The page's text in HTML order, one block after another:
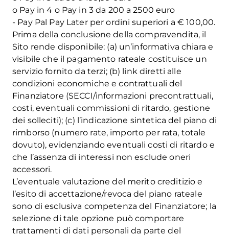
o Pay in 4 o Pay in 3 da 200 a 2500 euro
- Pay Pal Pay Later per ordini superiori a € 100,00.
Prima della conclusione della compravendita, il
Sito rende disponibile: (a) un’informativa chiara e
visibile che il pagamento rateale costituisce un
servizio fornito da terzi; (b) link diretti alle
condizioni economiche e contrattuali del
Finanziatore (SECCI/informazioni precontrattuali,
costi, eventuali commissioni di ritardo, gestione
dei solleciti); (c) l’indicazione sintetica del piano di
rimborso (numero rate, importo per rata, totale
dovuto), evidenziando eventuali costi di ritardo e
che l’assenza di interessi non esclude oneri
accessori.
L’eventuale valutazione del merito creditizio e
l’esito di accettazione/revoca del piano rateale
sono di esclusiva competenza del Finanziatore; la
selezione di tale opzione può comportare
trattamenti di dati personali da parte del